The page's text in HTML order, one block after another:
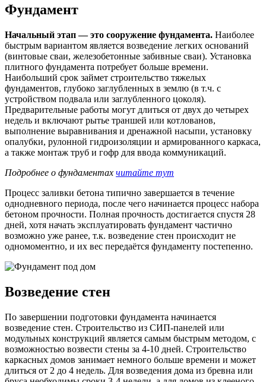
Фундамент
Начальный этап — это сооружение фундамента. Наиболее
быстрым вариантом является возведение легких оснований
(винтовые сваи, железобетонные забивные сваи). Установка
плитного фундамента потребует больше времени.
Наибольший срок займет строительство тяжелых
фундаментов, глубоко заглубленных в землю (в т.ч. с
устройством подвала или заглубленного цоколя).
Предварительные работы могут длиться от двух до четырех
недель и включают рытье траншей или котлованов,
выполнение выравнивания и дренажной насыпи, установку
опалубки, рулонной гидроизоляции и армированного каркаса,
а также монтаж труб и гофр для ввода коммуникаций.
Подробнее о фундаментах читайте тут
Процесс заливки бетона типично завершается в течение
однодневного периода, после чего начинается процесс набора
бетоном прочности. Полная прочность достигается спустя 28
дней, хотя начать эксплуатировать фундамент частично
возможно уже ранее, т.к. возведение стен происходит не
одномоментно, и их вес передаётся фундаменту постепенно.
Возведение стен
По завершении подготовки фундамента начинается
возведение стен. Строительство из СИП-панелей или
модульных конструкций является самым быстрым методом, с
возможностью возвести стены за 4-10 дней. Строительство
каркасных домов занимает немного больше времени и может
длиться от 2 до 4 недель. Для возведения дома из бревна или